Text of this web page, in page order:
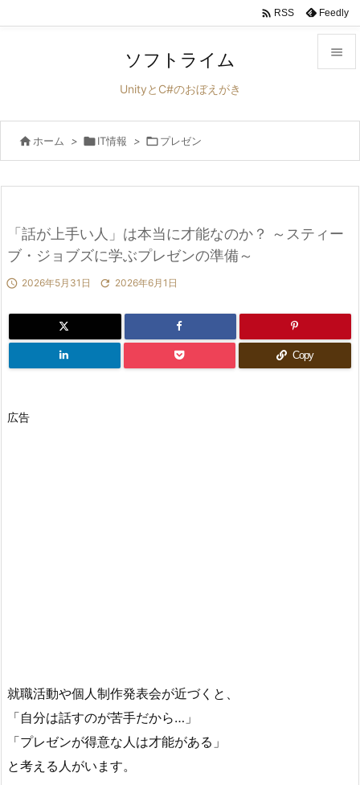


前へ
 RSS Feedly
ソフトライム
UnityとC#のおぼえがき
 ホーム > IT情報 > プレゼン
「話が上手い人」は本当に才能なのか？ ～スティー
ブ・ジョブズに学ぶプレゼンの準備～
 2026年5月31日  2026年6月1日
Copy
広告
就職活動や個人制作発表会が近づくと、
「自分は話すのが苦手だから…」
「プレゼンが得意な人は才能がある」
と考える人がいます。